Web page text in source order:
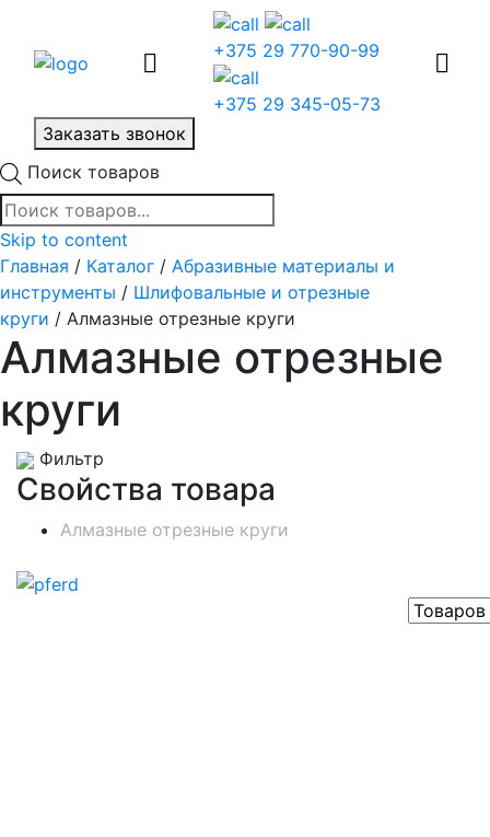
+375 29 770-90-99
+375 29 345-05-73
Заказать звонок
Поиск товаров
Skip to content
Главная / Каталог / Абразивные материалы и
инструменты / Шлифовальные и отрезные
круги / Алмазные отрезные круги
Алмазные отрезные
круги
Фильтр
Свойства товара
Алмазные отрезные круги